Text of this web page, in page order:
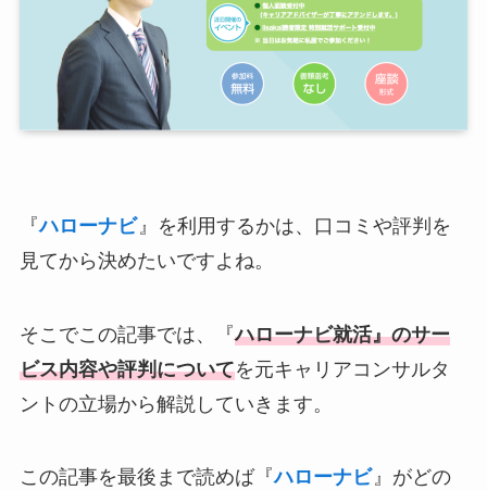
『ハローナビ』を利用するかは、口コミや評判を
見てから決めたいですよね。
そこでこの記事では、『ハローナビ就活』のサー
ビス内容や評判についてを元キャリアコンサルタ
ントの立場から解説していきます。
この記事を最後まで読めば『ハローナビ』がどの